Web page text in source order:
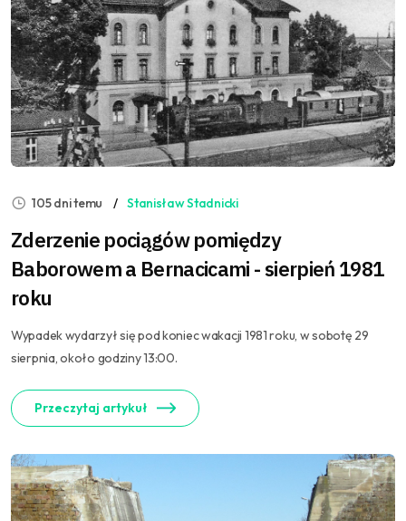
105 dni temu Stanisław Stadnicki
Zderzenie pociągów pomiędzy
Baborowem a Bernacicami - sierpień 1981
roku
Wypadek wydarzył się pod koniec wakacji 1981 roku, w sobotę 29
sierpnia, około godziny 13:00.
Przeczytaj artykuł